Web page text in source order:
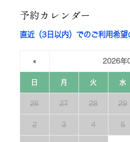
予約カレンダー
直近（3日以内）でのご利用希望
« 2026年
日 月 火 水
26 27 28 29
2 3 4 5